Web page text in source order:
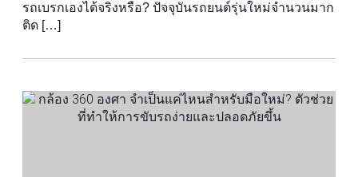
รถเบรกเองได้จริงหรือ? ปัจจุบันรถยนต์รุ่นใหม่จำนวนมาก
ติด […]